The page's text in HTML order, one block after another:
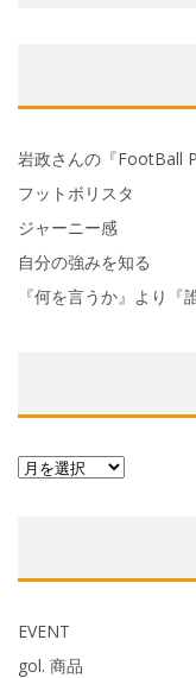
岩政さんの『FootBall
フットボリスタ
ジャーニー感
自分の強みを知る
『何を言うか』より『
ア
ブ
EVENT
gol. 商品